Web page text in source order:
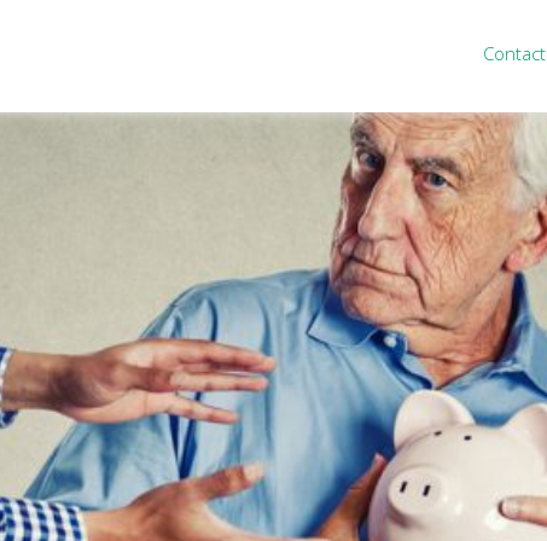
Contact
advies
Purmerend
Nieuws&informatie
Nieuwsbrief
Nieuwsoverzicht
Handige links
Downloads